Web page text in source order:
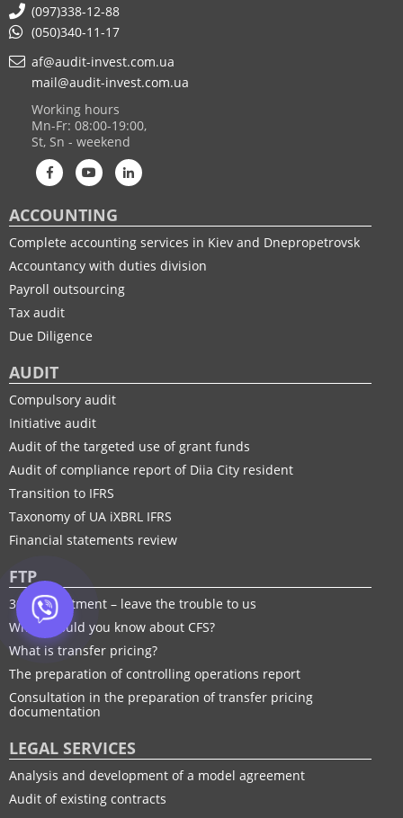
(097)338-12-88
(050)340-11-17
af@audit-invest.com.ua
mail@audit-invest.com.ua
Working hours
Mn-Fr: 08:00-19:00,
St, Sn - weekend
ACCOUNTING
Complete accounting services in Kiev and Dnepropetrovsk
Accountancy with duties division
Payroll outsourcing
Tax audit
Due Diligence
AUDIT
Compulsory audit
Initiative audit
Audit of the targeted use of grant funds
Audit of compliance report of Diia City resident
Transition to IFRS
Taxonomy of UA іXBRL IFRS
Financial statements review
FTP
30% adjustment – leave the trouble to us
What should you know about CFS?
What is transfer pricing?
The preparation of controlling operations report
Consultation in the preparation of transfer pricing
documentation
LEGAL SERVICES
Analysis and development of a model agreement
Audit of existing contracts